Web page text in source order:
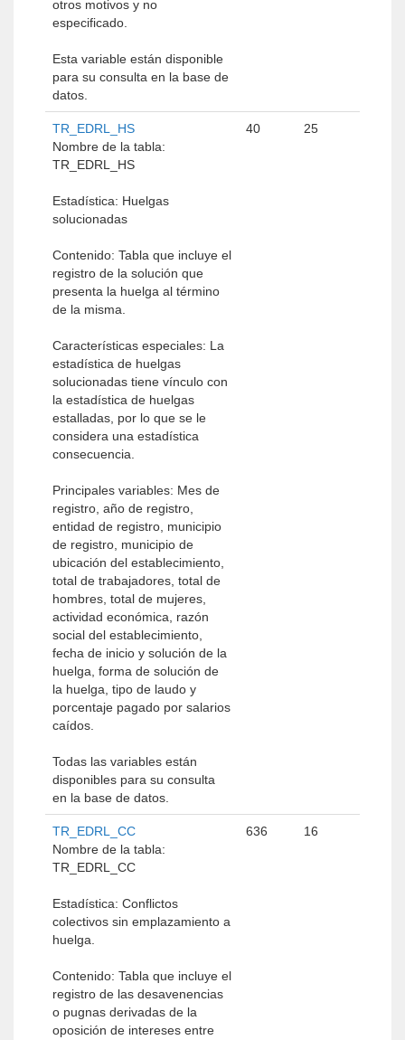
otros motivos y no
especificado.
Esta variable están disponible
para su consulta en la base de
datos.
TR_EDRL_HS
Nombre de la tabla:
TR_EDRL_HS
Estadística: Huelgas
solucionadas
Contenido: Tabla que incluye el
registro de la solución que
presenta la huelga al término
de la misma.
Características especiales: La
estadística de huelgas
solucionadas tiene vínculo con
la estadística de huelgas
estalladas, por lo que se le
considera una estadística
consecuencia.
Principales variables: Mes de
registro, año de registro,
entidad de registro, municipio
de registro, municipio de
ubicación del establecimiento,
total de trabajadores, total de
hombres, total de mujeres,
actividad económica, razón
social del establecimiento,
fecha de inicio y solución de la
huelga, forma de solución de
la huelga, tipo de laudo y
porcentaje pagado por salarios
caídos.
Todas las variables están
disponibles para su consulta
en la base de datos.
40 25
TR_EDRL_CC
Nombre de la tabla:
TR_EDRL_CC
Estadística: Conflictos
colectivos sin emplazamiento a
huelga.
Contenido: Tabla que incluye el
registro de las desavenencias
o pugnas derivadas de la
oposición de intereses entre
636 16